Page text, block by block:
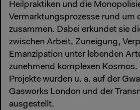
Heilpraktiken und die
Vermarktungsprozesse rund um
zusammen. Dabei erkundet sie
zwischen Arbeit, Zuneigung,
Emanzipation unter lebenden
zunehmend komplexen
Projekte wurden u. a. auf der
Gasworks London und der
ausgestellt.